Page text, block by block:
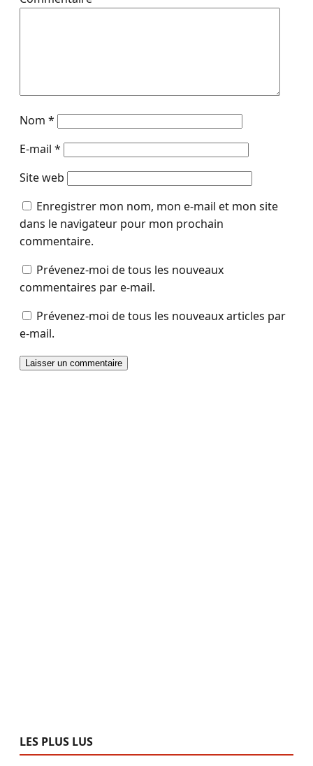
Nom *
E-mail *
Site web
Enregistrer mon nom, mon e-mail et mon site
dans le navigateur pour mon prochain
commentaire.
Prévenez-moi de tous les nouveaux
commentaires par e-mail.
Prévenez-moi de tous les nouveaux articles par
e-mail.
LES PLUS LUS